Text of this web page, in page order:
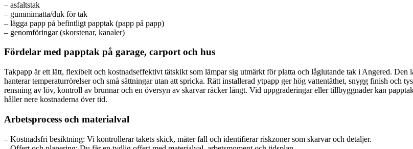
– asfaltstak
– gummimatta/duk för tak
– lägga papp på befintligt papptak (papp på papp)
– genomföringar (skorstenar, kanaler)
Fördelar med papptak på garage, carport och hus
Takpapp är ett lätt, flexibelt och kostnadseffektivt tätskikt som lämpar sig utmärkt för platta och låglutande tak i Angered.
hanterar temperaturrörelser och små sättningar utan att spricka. Rätt installerad ytpapp ger hög vattentäthet, snygg finish och
rensning av löv, kontroll av brunnar och en översyn av skarvar räcker långt. Vid uppgraderingar eller tillbyggnader kan
håller nere kostnaderna över tid.
Arbetsprocess och materialval
– Kostnadsfri besiktning: Vi kontrollerar takets skick, mäter fall och identifierar riskzoner som skarvar och detaljer.